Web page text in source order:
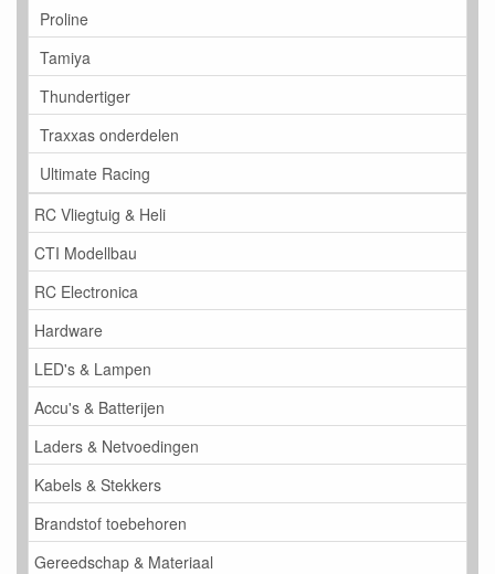
Proline
Tamiya
Thundertiger
Traxxas onderdelen
Ultimate Racing
RC Vliegtuig & Heli
CTI Modellbau
RC Electronica
Hardware
LED's & Lampen
Accu's & Batterijen
Laders & Netvoedingen
Kabels & Stekkers
Brandstof toebehoren
Gereedschap & Materiaal